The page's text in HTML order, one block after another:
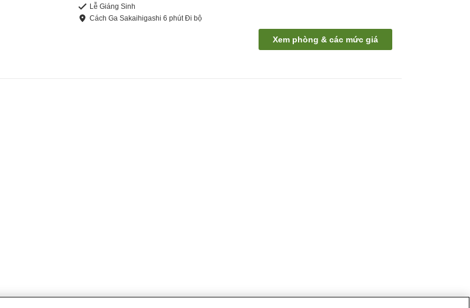
Lễ Giáng Sinh
CáchGa Sakaihigashi 6 phútĐi bộ
Xem phòng & các mức giá